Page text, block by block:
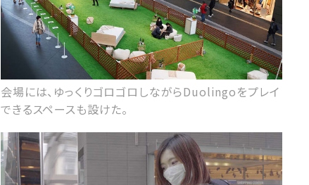
会場には、ゆっくりゴロゴロしながらDuolingoをプレイ
できるスペースも設けた。